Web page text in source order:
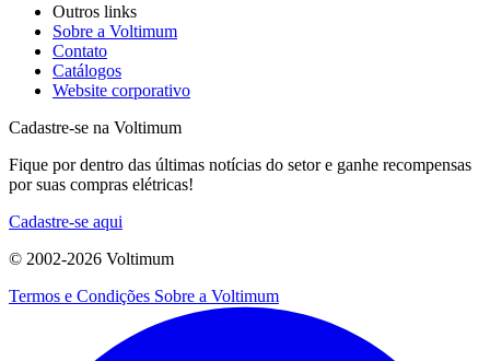
Outros links
Sobre a Voltimum
Contato
Catálogos
Website corporativo
Cadastre-se na Voltimum
Fique por dentro das últimas notícias do setor e ganhe recompensas
por suas compras elétricas!
Cadastre-se aqui
© 2002-2026 Voltimum
Termos e Condições Sobre a Voltimum